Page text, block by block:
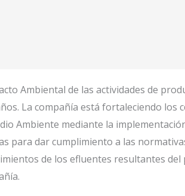
Ambiental de las actividades de
La compañía está fortaleciendo
Ambiente mediante la
para dar cumplimiento a las
de los efluentes resultantes